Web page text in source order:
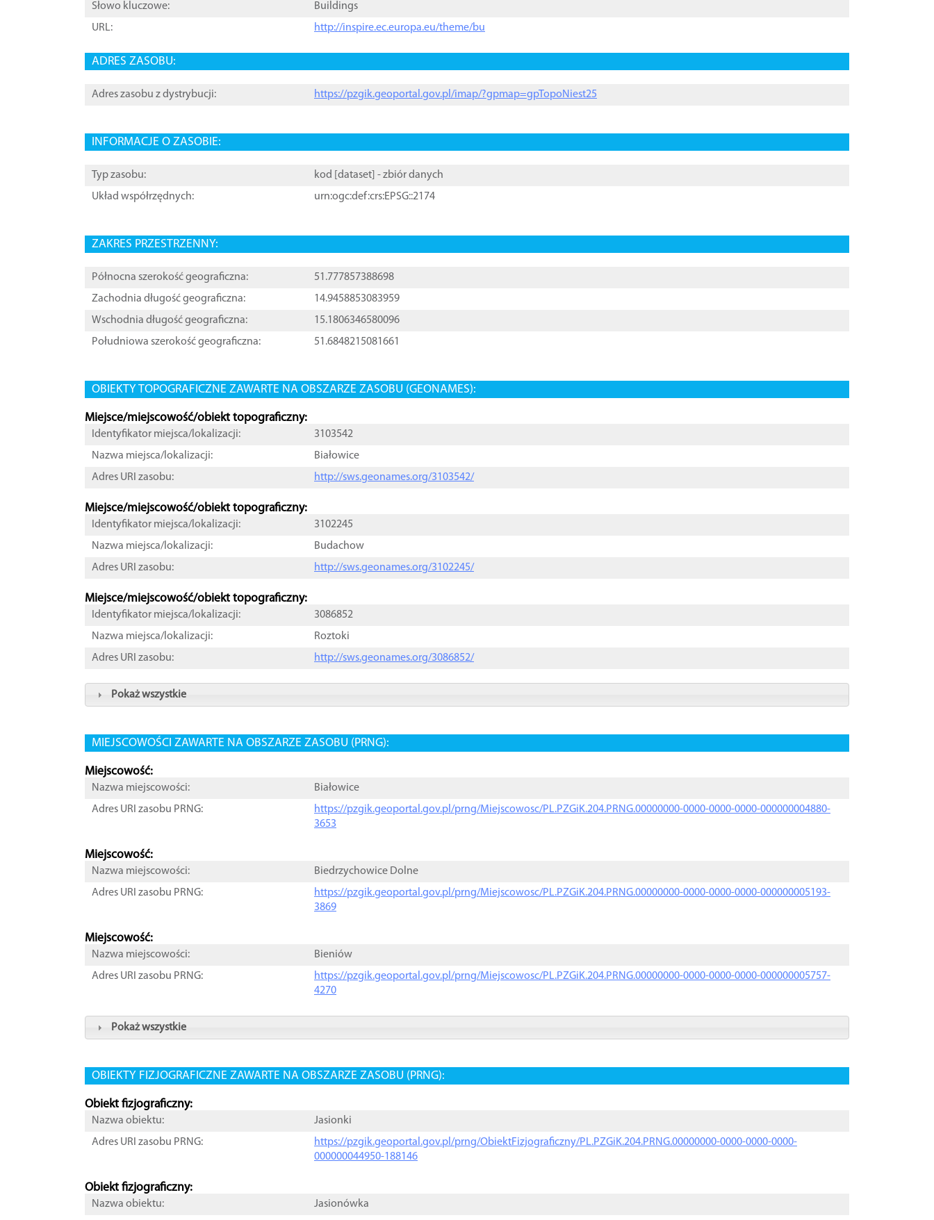
Słowo kluczowe:
Buildings
URL:
http://inspire.ec.europa.eu/theme/bu
ADRES ZASOBU:
Adres zasobu z dystrybucji: https://pzgik.geoportal.gov.pl/imap/?gpmap=gpTopoNiest25
INFORMACJE O ZASOBIE:
Typ zasobu: kod [ dataset ] - zbiór danych
Układ współrzędnych:
urn:ogc:def:crs:EPSG::2174
ZAKRES PRZESTRZENNY:
Północna szerokość geograficzna:
51.777857388698
Zachodnia długość geograficzna:
14.9458853083959
Wschodnia długość geograficzna:
15.1806346580096
Południowa szerokość geograficzna:
51.6848215081661
OBIEKTY TOPOGRAFICZNE ZAWARTE NA OBSZARZE ZASOBU (GEONAMES):
Miejsce/miejscowość/obiekt topograficzny:
Identyfikator miejsca/lokalizacji:
3103542
Nazwa miejsca/lokalizacji:
Białowice
Adres URI zasobu:
http://sws.geonames.org/3103542/
Miejsce/miejscowość/obiekt topograficzny:
Identyfikator miejsca/lokalizacji:
3102245
Nazwa miejsca/lokalizacji:
Budachow
Adres URI zasobu:
http://sws.geonames.org/3102245/
Miejsce/miejscowość/obiekt topograficzny:
Identyfikator miejsca/lokalizacji:
3086852
Nazwa miejsca/lokalizacji:
Roztoki
Adres URI zasobu:
http://sws.geonames.org/3086852/
Pokaż wszystkie
MIEJSCOWOŚCI ZAWARTE NA OBSZARZE ZASOBU (PRNG):
Miejscowość:
Nazwa miejscowości:
Białowice
Adres URI zasobu PRNG:
https://pzgik.geoportal.gov.pl/prng/Miejscowosc/PL.PZGiK.204.PRNG.00000000-0000-0000-0000-000000004880-
3653
Miejscowość:
Nazwa miejscowości:
Biedrzychowice Dolne
Adres URI zasobu PRNG:
https://pzgik.geoportal.gov.pl/prng/Miejscowosc/PL.PZGiK.204.PRNG.00000000-0000-0000-0000-000000005193-
3869
Miejscowość:
Nazwa miejscowości:
Bieniów
Adres URI zasobu PRNG:
https://pzgik.geoportal.gov.pl/prng/Miejscowosc/PL.PZGiK.204.PRNG.00000000-0000-0000-0000-000000005757-
4270
Pokaż wszystkie
OBIEKTY FIZJOGRAFICZNE ZAWARTE NA OBSZARZE ZASOBU (PRNG):
Obiekt fizjograficzny:
Nazwa obiektu:
Jasionki
Adres URI zasobu PRNG:
https://pzgik.geoportal.gov.pl/prng/ObiektFizjograficzny/PL.PZGiK.204.PRNG.00000000-0000-0000-0000-
000000044950-188146
Obiekt fizjograficzny:
Nazwa obiektu: Jasionówka